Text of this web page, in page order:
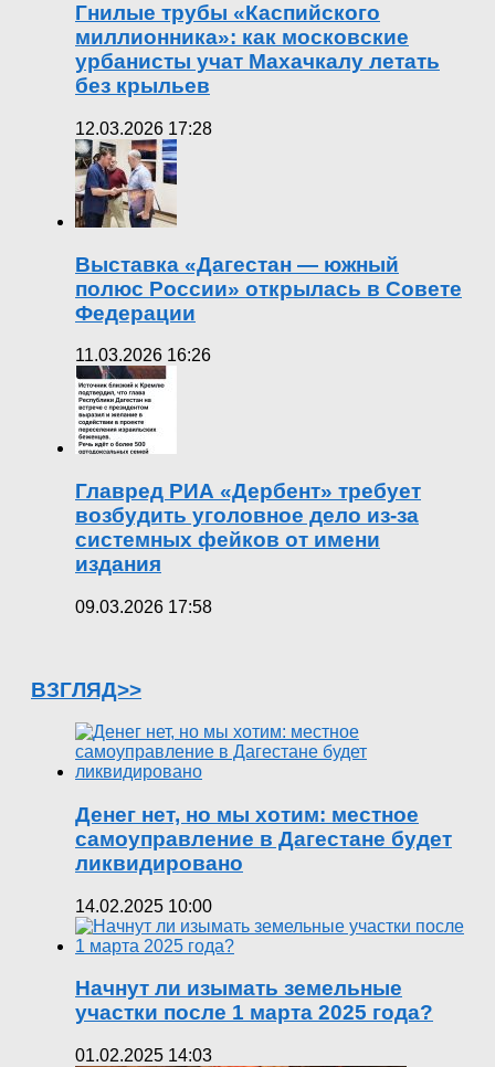
Гнилые трубы «Каспийского
миллионника»: как московские
урбанисты учат Махачкалу летать
без крыльев
12.03.2026 17:28
Выставка «Дагестан — южный
полюс России» открылась в Совете
Федерации
11.03.2026 16:26
Главред РИА «Дербент» требует
возбудить уголовное дело из-за
системных фейков от имени
издания
09.03.2026 17:58
ВЗГЛЯД>>
Денег нет, но мы хотим: местное
самоуправление в Дагестане будет
ликвидировано
14.02.2025 10:00
Начнут ли изымать земельные
участки после 1 марта 2025 года?
01.02.2025 14:03